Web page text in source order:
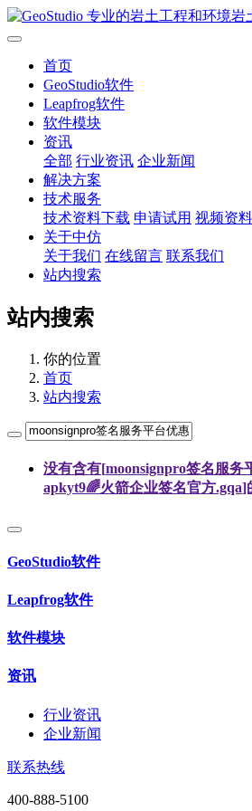
首页
GeoStudio软件
Leapfrog软件
软件模块
资讯
全部 行业资讯 企业新闻
解决方案
技术服务
技术资料下载 申请试用 视频资料
关于中仿
关于我们 在线留言 联系我们
站内搜索
站内搜索
你的位置
首页
站内搜索
没有含有[moonsignpro签名服务
apkyt9🌈火箭企业签名官方.gqa]
GeoStudio软件
Leapfrog软件
软件模块
资讯
行业资讯
企业新闻
联系热线
400-888-5100